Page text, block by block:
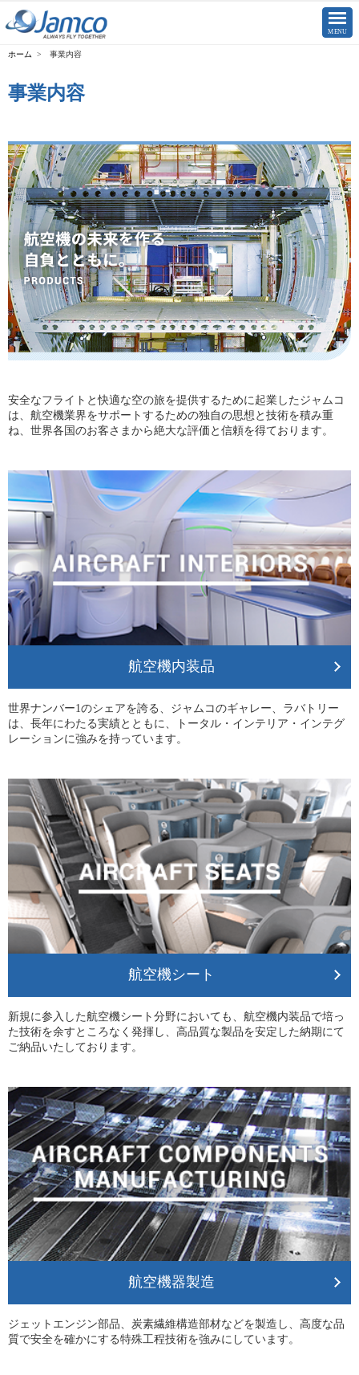
CLOSE
MENU
事業内容
事業内容
安全なフライトと快適な空の旅を提供するために起業したジャムコ
は、航空機業界をサポートするための独自の思想と技術を積み重
ね、世界各国のお客さまから絶大な評価と信頼を得ております。
航空機内装品
世界ナンバー1のシェアを誇る、ジャムコのギャレー、ラバトリー
は、長年にわたる実績とともに、トータル・インテリア・インテグ
レーションに強みを持っています。
航空機シート
新規に参入した航空機シート分野においても、航空機内装品で培っ
た技術を余すところなく発揮し、高品質な製品を安定した納期にて
ご納品いたしております。
航空機器製造
ジェットエンジン部品、炭素繊維構造部材などを製造し、高度な品
質で安全を確かにする特殊工程技術を強みにしています。